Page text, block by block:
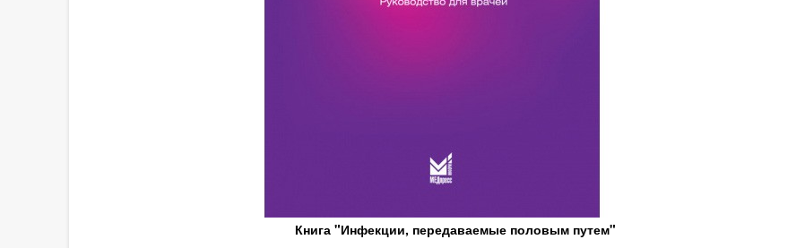
Книга "Инфекции, передаваемые половым путем"